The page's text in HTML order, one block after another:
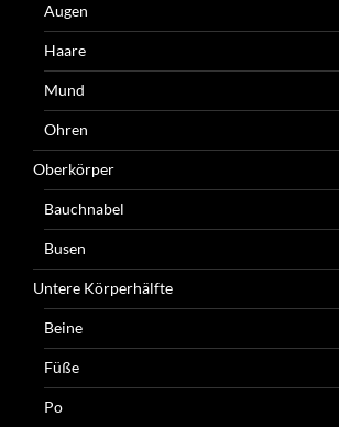
Augen
Haare
Mund
Ohren
Oberkörper
Bauchnabel
Busen
Untere Körperhälfte
Beine
Füße
Po